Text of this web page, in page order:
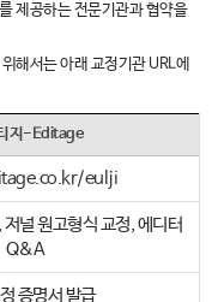
제공하는 전문기관과 협약을
해서는 아래 교정기관 URL에
지-Editage
eulji
널 원고형식 교정, 에디터
Q&A
증명서 발급